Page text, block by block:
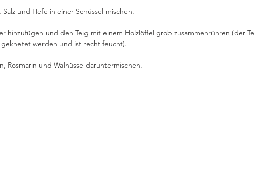
Salz und Hefe in einer Schüssel mischen.
hinzufügen und den Teig mit einem Holzlöffel grob zusammenrühren (der
werden und ist recht feucht).
Rosmarin und Walnüsse daruntermischen.